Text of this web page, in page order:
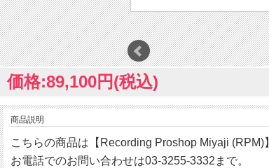
価格:89,100円(税込)
商品説明
こちらの商品は【Recording Proshop Miyaji (RPM)
お電話でのお問い合わせは03-3255-3332まで。